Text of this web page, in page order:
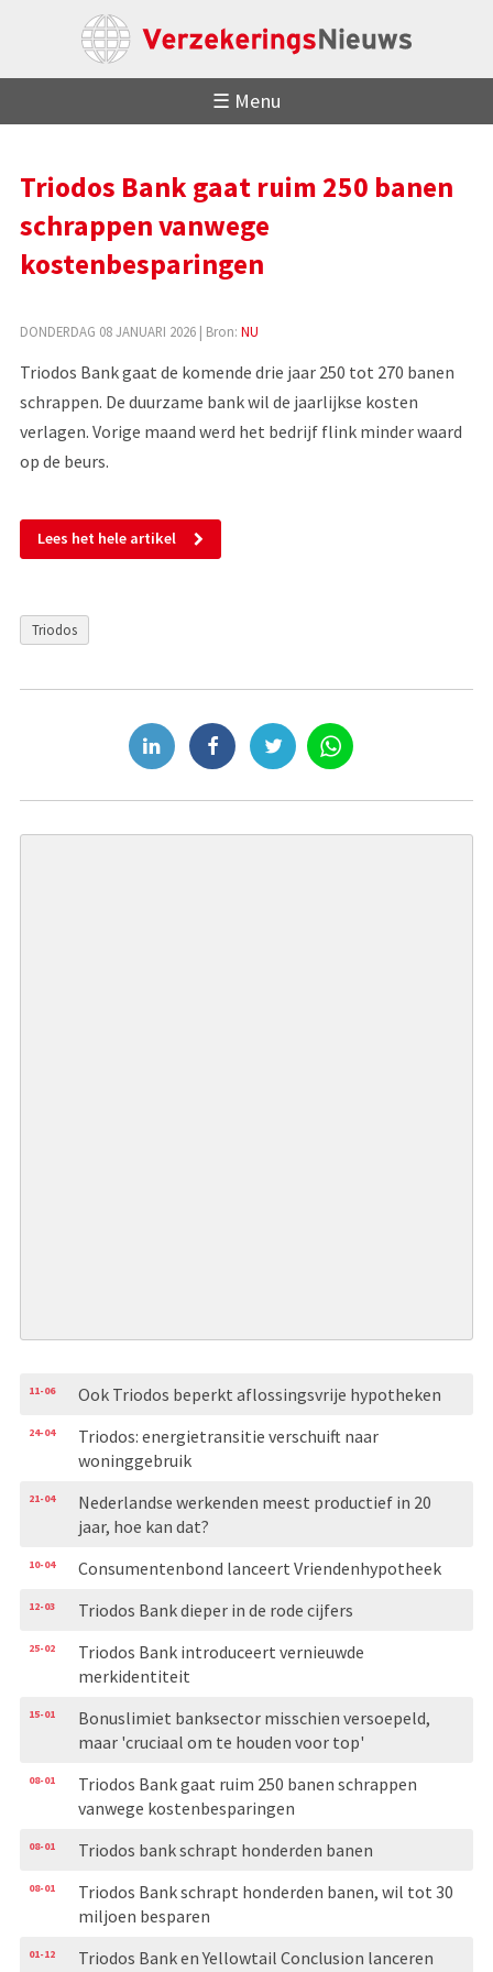
☰ Menu
Triodos Bank gaat ruim 250 banen
schrappen vanwege
kostenbesparingen
DONDERDAG 08 JANUARI 2026| Bron: NU
Triodos Bank gaat de komende drie jaar 250 tot 270 banen
schrappen. De duurzame bank wil de jaarlijkse kosten
verlagen. Vorige maand werd het bedrijf flink minder waard
op de beurs.
Lees het hele artikel
Triodos
11-06 Ook Triodos beperkt aflossingsvrije hypotheken
24-04
Triodos: energietransitie verschuift naar
woninggebruik
21-04
Nederlandse werkenden meest productief in 20
jaar, hoe kan dat?
10-04 Consumentenbond lanceert Vriendenhypotheek
12-03 Triodos Bank dieper in de rode cijfers
25-02
Triodos Bank introduceert vernieuwde
merkidentiteit
15-01
Bonuslimiet banksector misschien versoepeld,
maar 'cruciaal om te houden voor top'
08-01
Triodos Bank gaat ruim 250 banen schrappen
vanwege kostenbesparingen
08-01 Triodos bank schrapt honderden banen
08-01
Triodos Bank schrapt honderden banen, wil tot 30
miljoen besparen
01-12
Triodos Bank en Yellowtail Conclusion lanceren